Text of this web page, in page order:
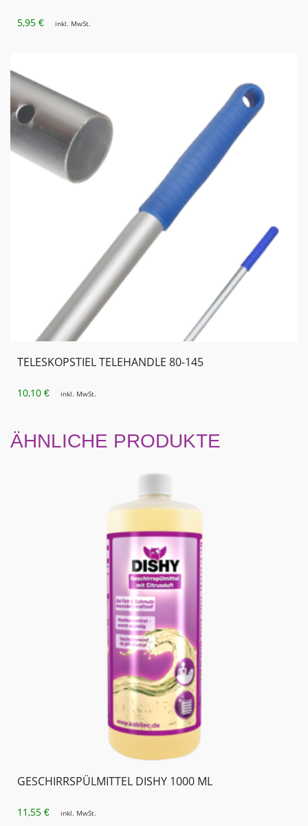
5,95 € inkl. MwSt.
TELESKOPSTIEL TELEHANDLE 80-145
10,10 € inkl. MwSt.
ÄHNLICHE PRODUKTE
GESCHIRRSPÜLMITTEL DISHY 1000 ML
11,55 € inkl. MwSt.